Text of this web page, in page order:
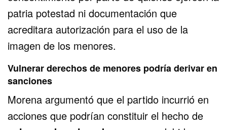
patria potestad ni documentación que
acreditara autorización para el uso de la
imagen de los menores.
Vulnerar derechos de menores podría derivar en
sanciones
Morena argumentó que el partido incurrió en
acciones que podrían constituir el hecho de